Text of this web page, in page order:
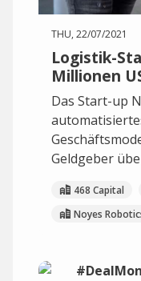
THU, 22/07/2021
Logistik-
Millionen
Das Start-up
Geldgeber
468 Capital
Noyes